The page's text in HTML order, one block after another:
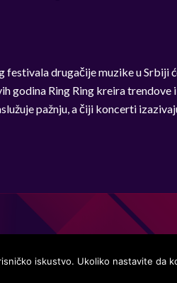
festivala drugačije muzike u Srbiji
godina Ring Ring kreira trendove
pažnju, a čiji koncerti
iskustvo. Ukoliko nastavite da